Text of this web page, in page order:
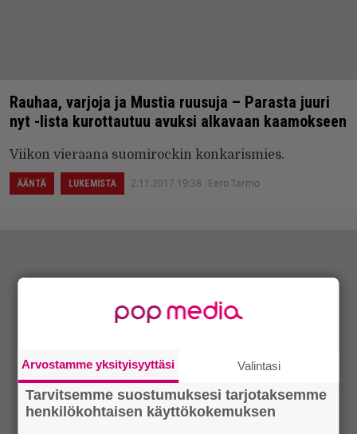
Rauhaa, varjoja ja Mustia ruusuja – Parasta juuri
nyt -lista kurottautuu avuksi alkavaan kaamokseen
Viikon vieraana suomirockin konkarismies.
ÄÄNTÄ LUKEMISTA 2.11.2017 19:38 Eero Tarmo
Arvostamme yksityisyyttäsi Valintasi
Tarvitsemme suostumuksesi tarjotaksemme
henkilökohtaisen käyttökokemuksen